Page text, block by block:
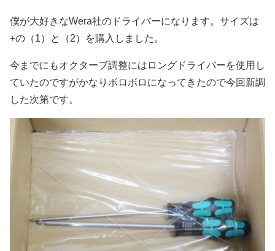
僕が大好きなWera社のドライバーになります。サイズは
+の（1）と（2）を購入しました。
今までにもオクターブ調整にはロングドライバーを使用し
ていたのですがかなりボロボロになってきたので今回新調
した次第です。